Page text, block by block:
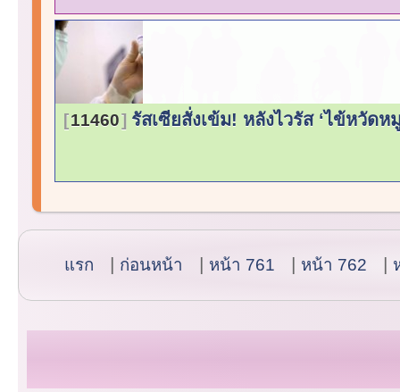
11460 รัสเซียสั่งเข้ม! หลังไวรัส ‘ไข้หวัด
แรก ก่อนหน้า หน้า 761 หน้า 762